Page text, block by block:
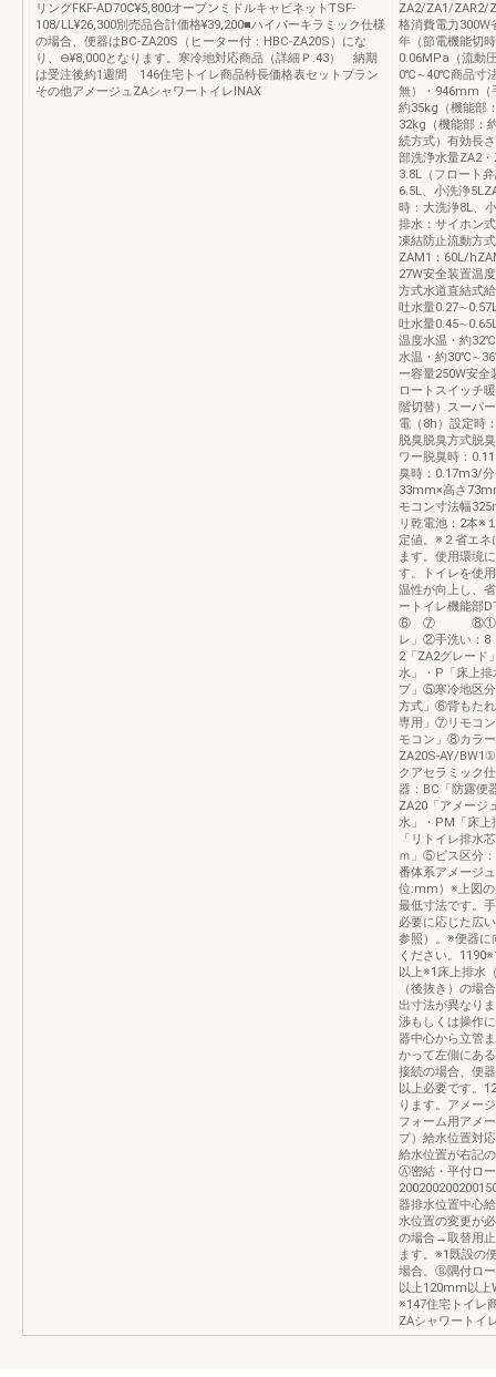
リングFKF-AD70C¥5,800オープンミドルキャビネットTSF-
108/LL¥26,300別売品合計価格¥39,200■ハイパーキラミック仕様
の場合、便器はBC-ZA20S（ヒーター付：HBC-ZA20S）にな
り、⊖¥8,000となります。寒冷地対応商品（詳細Ｐ.43） 納期
は受注後約1週間 146住宅トイレ商品特長価格表セットプラン
その他アメージュZAシャワートイレINAX
ZA2/ZA1/ZAR2/
格消費電力
年（節電機能切
0.06MPa（流動
0℃∼40℃商品寸
無）・946mm（
約35kg（機能部
32kg（機能部：
続方式）有効長
部洗浄水量ZA2
3.8L（フロート
6.5L、小洗浄
時：大洗浄8L、
排水：サイホン
凍結防止流動方
ZAM1：60L/
27W安全装置温
方式水道直結式
吐水量
吐水量
温度水温・約
水温・約
ー容量250W安全
ロートスイッチ
階切替）スーパ
電（8h）設定時
脱臭脱臭方式脱
ワー脱臭時：
臭時：0.17m3/
33mm×高さ
モコン寸法幅
リ乾電池：2本※
定値。※２省エ
ます。使用環境
す。トイレを使
温性が向上し、
ートイレ機
⑥ ⑦ ⑧①商品名
レ」②手洗い：8
2「ZA2グレード
水」・P「床上
プ」⑤寒冷地区
方式」⑥背もた
専用」⑦リモコン
モコン」⑧カラ
ZA20S-
クアセラミック
器：BC「防露便
ZA20「アメージ
水」・PM「床上
「リトイレ排水
ｍ」⑤ビス区分
番体系アメージ
位:mm）※上図の
最低寸法です。
必要に応じた広
参照）。※便器に
ください。
以上※1床上排水
（後抜き）の場
出寸法が異なり
渉もしくは操作
器中心から立管
かって左側にあ
接続の場合、便
以上必要です。
ります。アメー
フォーム用アメ
プ）給水位置対
給水位置が右記
Ⓐ密結・平付ロ
器排水位置中心
水位置の変更が
の場合→取替用止
ます。※1既設の
場合。Ⓑ隅付ロー
以上120mm以上
※147住宅トイレ
ZAシャワートイ